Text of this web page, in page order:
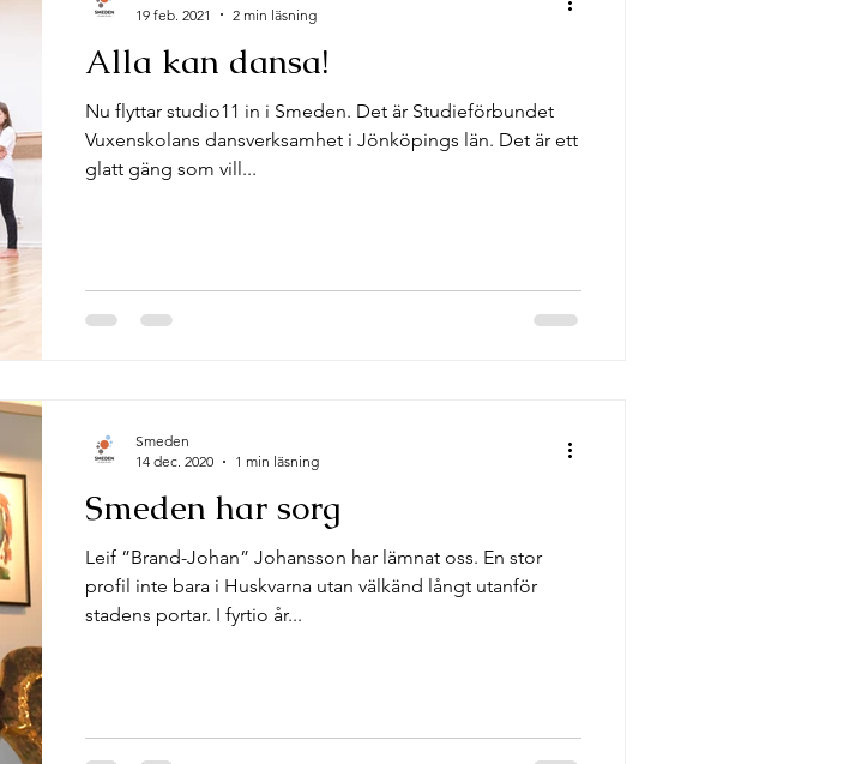
Alla kan dansa!
Nu flyttar studio11 in i Smeden. Det är Studieförbundet
Vuxenskolans dansverksamhet i Jönköpings län. Det är ett
glatt gäng som vill...
19 feb. 2021
2 min läsning
Smeden har sorg
Leif ”Brand-Johan” Johansson har lämnat oss. En stor
profil inte bara i Huskvarna utan välkänd långt utanför
stadens portar. I fyrtio år...
Smeden
14 dec. 2020
1 min läsning